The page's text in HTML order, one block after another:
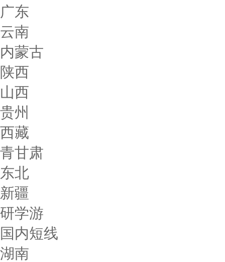
广东
云南
内蒙古
陕西
山西
贵州
西藏
青甘肃
东北
新疆
研学游
国内短线
湖南